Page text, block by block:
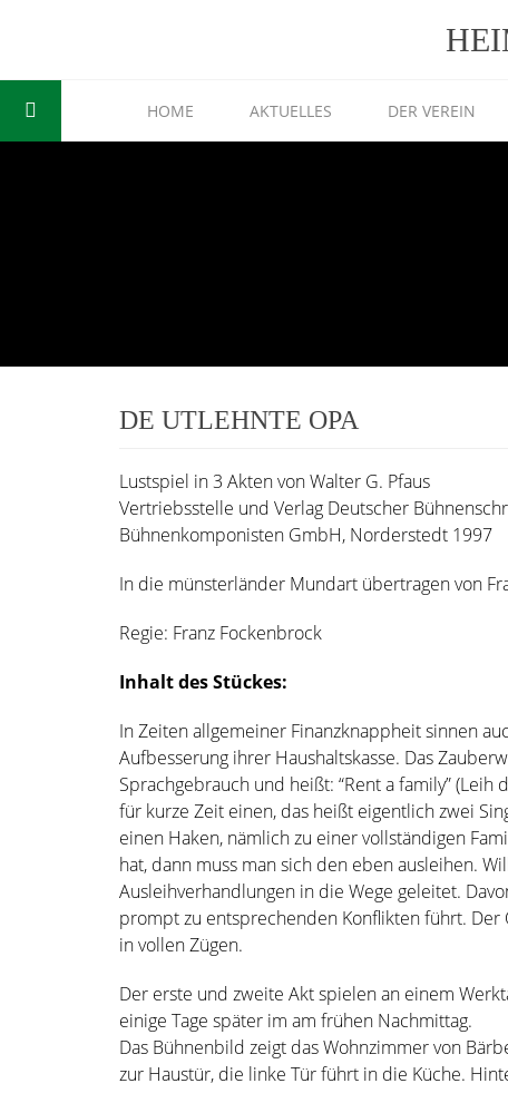
HOME AKTUELLES DER VEREIN
DE UTLEHNTE OPA
Lustspiel in 3 Akten von Walter G. Pfaus
Vertriebsstelle und Verlag Deutscher
Bühnenkomponisten GmbH, Norderstedt 1997
In die münsterländer Mundart übertragen von
Regie: Franz Fockenbrock
Inhalt des Stückes:
In Zeiten allgemeiner Finanzknappheit sinnen
Aufbesserung ihrer Haushaltskasse. Das
Sprachgebrauch und heißt: “Rent a family”
für kurze Zeit einen, das heißt eigentlich zwei
einen Haken, nämlich zu einer vollständigen
hat, dann muss man sich den eben ausleihen.
Ausleihverhandlungen in die Wege geleitet.
prompt zu entsprechenden Konflikten führt. Der
in vollen Zügen.
Der erste und zweite Akt spielen an einem
einige Tage später im am frühen Nachmittag.
Das Bühnenbild zeigt das Wohnzimmer von
zur Haustür, die linke Tür führt in die Küche.